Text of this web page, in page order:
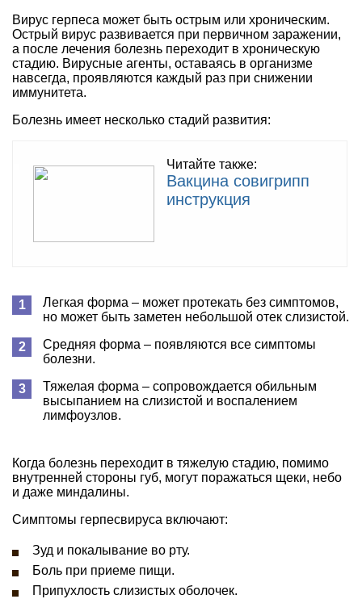
Вирус герпеса может быть острым или хроническим.
Острый вирус развивается при первичном заражении,
а после лечения болезнь переходит в хроническую
стадию. Вирусные агенты, оставаясь в организме
навсегда, проявляются каждый раз при снижении
иммунитета.
Болезнь имеет несколько стадий развития:
Читайте также:
Вакцина совигрипп
инструкция
Легкая форма – может протекать без симптомов,
но может быть заметен небольшой отек слизистой.
Средняя форма – появляются все симптомы
болезни.
Тяжелая форма – сопровождается обильным
высыпанием на слизистой и воспалением
лимфоузлов.
Когда болезнь переходит в тяжелую стадию, помимо
внутренней стороны губ, могут поражаться щеки, небо
и даже миндалины.
Симптомы герпесвируса включают:
Зуд и покалывание во рту.
Боль при приеме пищи.
Припухлость слизистых оболочек.